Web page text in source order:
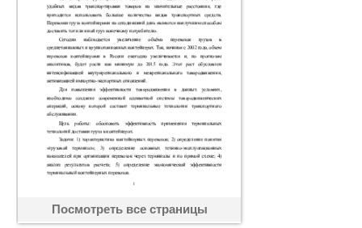
Посмотреть все страницы